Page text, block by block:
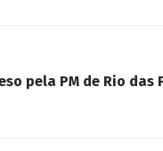
pela PM de Rio